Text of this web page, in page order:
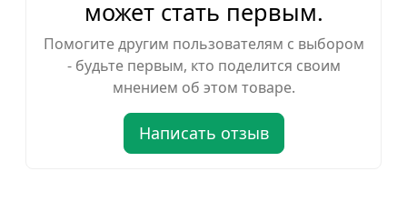
может стать первым.
Помогите другим пользователям с выбором
- будьте первым, кто поделится своим
мнением об этом товаре.
Написать отзыв